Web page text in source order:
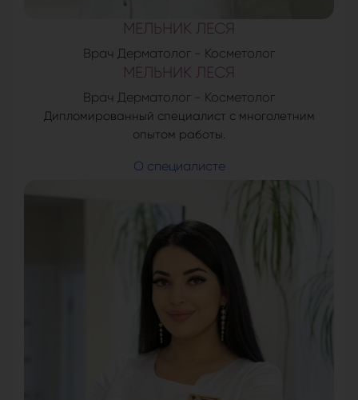
МЕЛЬНИК ЛЕСЯ
Врач Дерматолог - Косметолог
МЕЛЬНИК ЛЕСЯ
Врач Дерматолог - Косметолог
Дипломированный специалист с многолетним
опытом работы.
О специалисте